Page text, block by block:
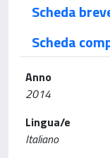
Scheda
Scheda
Anno
2014
Lingua/e
Italiano